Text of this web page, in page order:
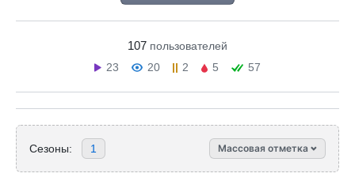
107 пользователей
23
20 2 5 57
Сезоны: 1 Массовая отметка